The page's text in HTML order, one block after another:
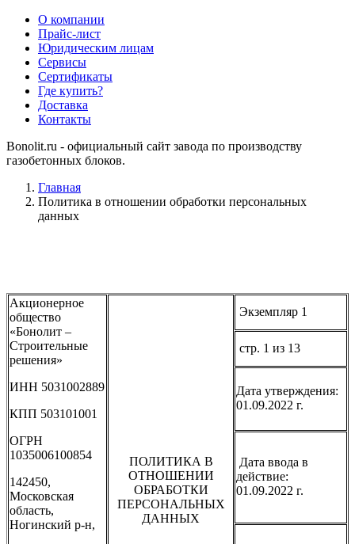
О компании
Прайс-лист
Юридическим лицам
Сервисы
Сертификаты
Где купить?
Доставка
Контакты
Bonolit.ru - официальный сайт завода по производству
газобетонных блоков.
Главная
Политика в отношении обработки персональных
данных
Акционерное
общество
«Бонолит –
Строительные
решения»
ИНН 5031002889
КПП 503101001
ОГРН
1035006100854
142450,
Московская
область,
Ногинский р-н,
ПОЛИТИКА В
ОТНОШЕНИИ
ОБРАБОТКИ
ПЕРСОНАЛЬНЫХ
ДАННЫХ
Экземпляр 1
стр. 1 из 13
Дата утверждения:
01.09.2022 г.
Дата ввода в
действие:
01.09.2022 г.